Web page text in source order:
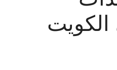
الكويت